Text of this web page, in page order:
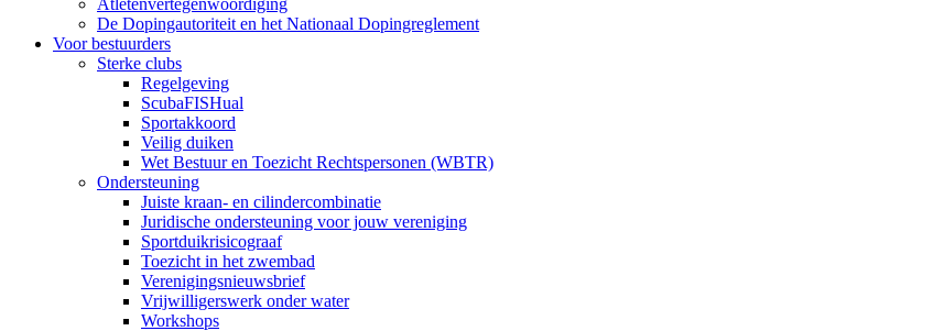
Atletenvertegenwoordiging
De Dopingautoriteit en het Nationaal Dopingreglement
Voor bestuurders
Sterke clubs
Regelgeving
ScubaFISHual
Sportakkoord
Veilig duiken
Wet Bestuur en Toezicht Rechtspersonen (WBTR)
Ondersteuning
Juiste kraan- en cilindercombinatie
Juridische ondersteuning voor jouw vereniging
Sportduikrisicograaf
Toezicht in het zwembad
Verenigingsnieuwsbrief
Vrijwilligerswerk onder water
Workshops